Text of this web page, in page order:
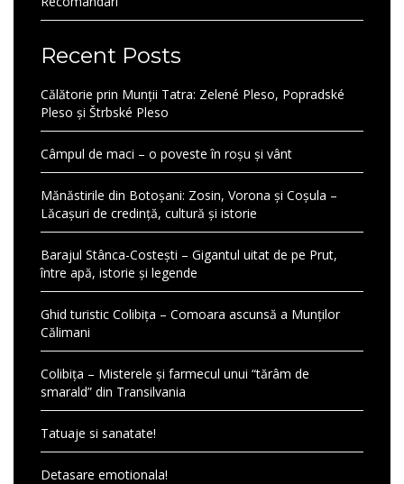
Recent Posts
Călătorie prin Munții Tatra: Zelené Pleso, Popradské
Pleso și Štrbské Pleso
Câmpul de maci – o poveste în roșu și vânt
Mănăstirile din Botoșani: Zosin, Vorona și Coșula –
Lăcașuri de credință, cultură și istorie
Barajul Stânca-Costești – Gigantul uitat de pe Prut,
între apă, istorie și legende
Ghid turistic Colibița – Comoara ascunsă a Munților
Călimani
Colibița – Misterele și farmecul unui “tărâm de
smarald” din Transilvania
Tatuaje si sanatate!
Detasare emotionala!